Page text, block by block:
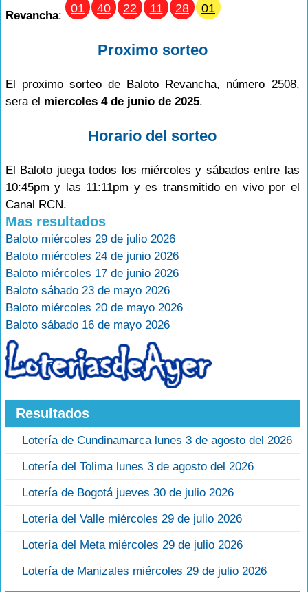
Revancha:
01 40 22 11 28 01
Proximo sorteo
El proximo sorteo de Baloto Revancha, número 2508,
sera el miercoles 4 de junio de 2025.
Horario del sorteo
El Baloto juega todos los miércoles y sábados entre las
10:45pm y las 11:11pm y es transmitido en vivo por el
Canal RCN.
Mas resultados
Baloto miércoles 29 de julio 2026
Baloto miércoles 24 de junio 2026
Baloto miércoles 17 de junio 2026
Baloto sábado 23 de mayo 2026
Baloto miércoles 20 de mayo 2026
Baloto sábado 16 de mayo 2026
Resultados
Lotería de Cundinamarca lunes 3 de agosto del 2026
Lotería del Tolima lunes 3 de agosto del 2026
Lotería de Bogotá jueves 30 de julio 2026
Lotería del Valle miércoles 29 de julio 2026
Lotería del Meta miércoles 29 de julio 2026
Lotería de Manizales miércoles 29 de julio 2026